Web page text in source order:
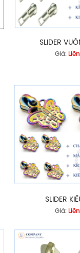
SLIDER
Giá:
SLIDER
Giá: